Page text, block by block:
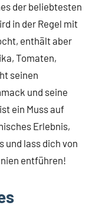
der beliebtesten
in der Regel mit
enthält aber
Tomaten,
seinen
und seine
ein Muss auf
Erlebnis,
und lass dich von
entführen!